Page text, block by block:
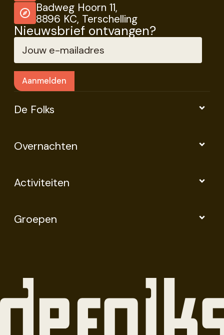
Badweg Hoorn 11,
8896 KC, Terschelling
Nieuwsbrief ontvangen?
De Folks
Overnachten
Activiteiten
Groepen